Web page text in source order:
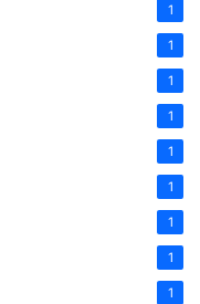
1
1
1
1
1
1
1
1
1